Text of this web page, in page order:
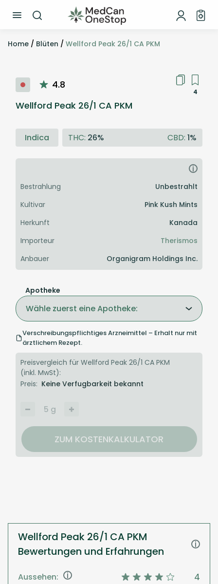
Home / Blüten / Wellford Peak 26/1 CA PKM
4.8
4
Wellford Peak 26/1 CA PKM
Indica THC: 26% CBD: 1%
i
Bestrahlung
Unbestrahlt
Kultivar
Pink Kush Mints
Herkunft
Kanada
Importeur
Therismos
Anbauer
Organigram Holdings Inc.
Apotheke
Wähle zuerst eine Apotheke:
Verschreibungspflichtiges Arzneimittel – Erhalt nur mit
ärztlichem Rezept.
Preisvergleich für Wellford Peak 26/1 CA PKM
(inkl. MwSt):
Preis: Keine Verfugbarkeit bekannt
5 g
ZUM KOSTENKALKULATOR
Wellford Peak 26/1 CA PKM
Bewertungen und Erfahrungen
i
Aussehen: i 4